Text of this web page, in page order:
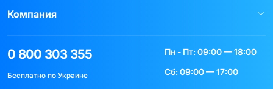
Компания
0 800 303 355
Бесплатно по Украине
Пн - Пт: 09:00 — 18:00
Сб: 09:00 — 17:00